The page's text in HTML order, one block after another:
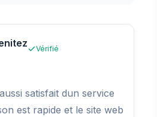
Vérifié
satisfait dun service
est rapide et le site web